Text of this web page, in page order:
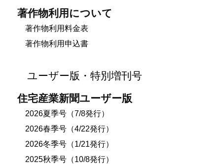
著作物利用について
著作物利用料金表
著作物利用申込書
ユーザー版・特別増刊号
住宅産業新聞ユーザー版
2026夏季号（7/8発行）
2026春季号（4/22発行）
2026冬季号（1/21発行）
2025秋季号（10/8発行）